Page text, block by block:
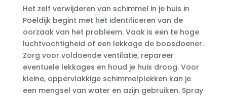
Het zelf verwijderen van schimmel in je huis in
Poeldijk begint met het identificeren van de
oorzaak van het probleem.​ Vaak is een te hoge
luchtvochtigheid of een lekkage de boosdoener.​
Zorg voor voldoende ventilatie, repareer
eventuele lekkages en houd je huis droog.​ Voor
kleine, oppervlakkige schimmelplekken kan je
een mengsel van water en azijn gebruiken.​ Spray